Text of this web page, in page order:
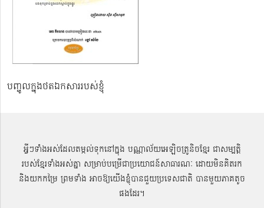
បញ្ចូលក្នុងថតឯកសាររបស់ខ្ញុំ
អ្វីៗទាំងអស់ដែលតម្កល់ទុកនៅក្នុង បណ្ណាល័យអេឡិចត្រូនិចខ្មែរ ជាសម្បតិ្ត
របស់ខ្មែរទាំងអស់គ្នា សម្រាប់បម្រើជាប្រយោជន៍សាធារណៈ ដោយមិនគិតរក
និងយកកម្រៃ ព្រមទាំង អាចឱ្យយើងខ្ញុំបានជួយប្រទេសជាតិ បានមួយភាគតូច
ផងដែរ។